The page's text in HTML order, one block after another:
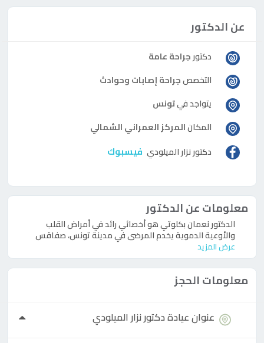
عن الدكتور
دكتورجراحة عامة
التخصصجراحة إصابات وحوادث
يتواجد فيتونس
المكانالمركز العمراني الشمالي
دكتورنزار الميلودي فيسبوك
معلومات عن الدكتور
الدكتور نعمان بكلوتي هو أخصائي رائد في أمراض القلب
والأوعية الدموية يخدم المرضى في مدينة تونس، صفاقس
عرض المزيد
معلومات الحجز
عنوان عيادةدكتورنزار الميلودي